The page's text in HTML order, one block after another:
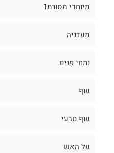
מיוחדי מסורת1
מעדניה
נתחי פנים
עוף
עוף טבעי
על האש